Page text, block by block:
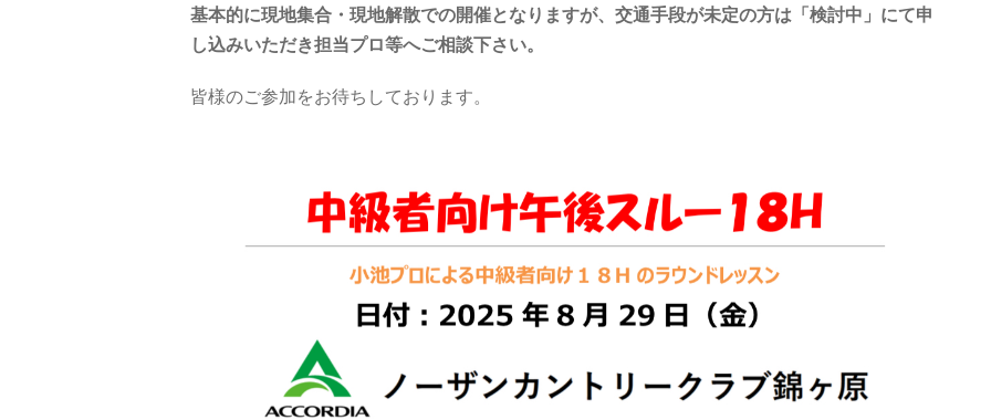
基本的に現地集合・現地解散での開催となりますが、交通手段が未定の方は「検討中」にて申
し込みいただき担当プロ等へご相談下さい。
皆様のご参加をお待ちしております。